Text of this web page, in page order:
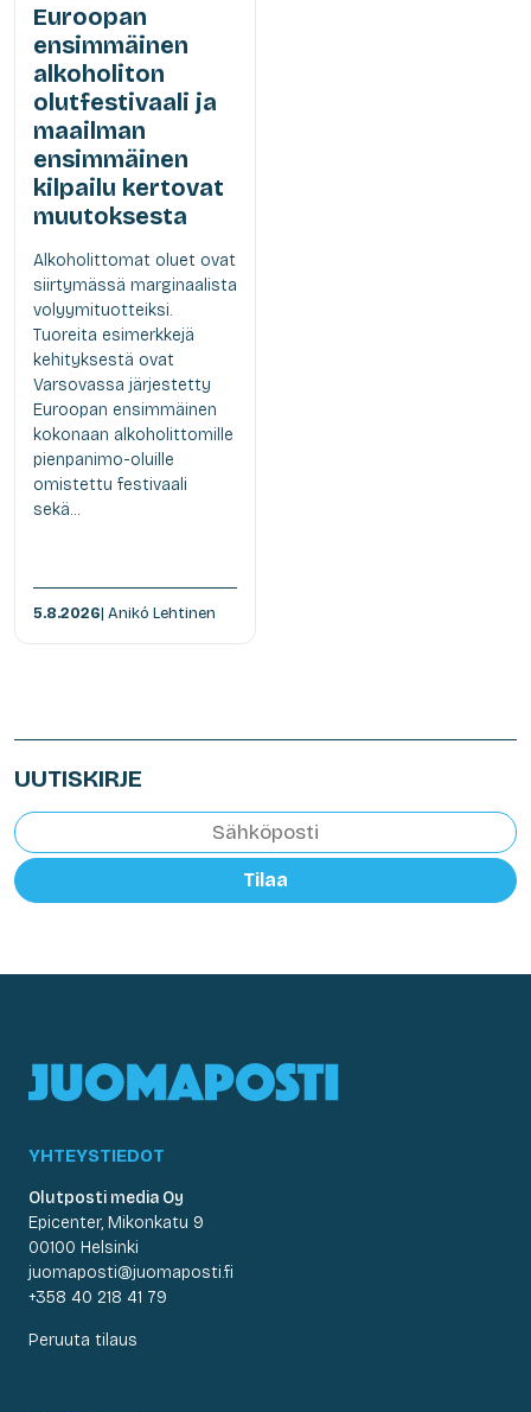
Euroopan
ensimmäinen
alkoholiton
olutfestivaali ja
maailman
ensimmäinen
kilpailu kertovat
muutoksesta
Alkoholittomat oluet ovat
siirtymässä marginaalista
volyymituotteiksi.
Tuoreita esimerkkejä
kehityksestä ovat
Varsovassa järjestetty
Euroopan ensimmäinen
kokonaan alkoholittomille
pienpanimo-oluille
omistettu festivaali
sekä...
5.8.2026| Anikó Lehtinen
UUTISKIRJE
Tilaa
YHTEYSTIEDOT
Olutposti media Oy
Epicenter, Mikonkatu 9
00100 Helsinki
juomaposti@juomaposti.fi
+358 40 218 41 79
Peruuta tilaus